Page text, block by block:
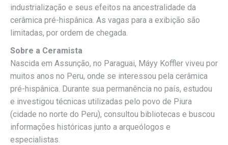
industrialização e seus efeitos na ancestralidade da
cerâmica pré-hispânica. As vagas para a exibição são
limitadas, por ordem de chegada.
Sobre a Ceramista
Nascida em Assunção, no Paraguai, Máyy Koffler viveu por
muitos anos no Peru, onde se interessou pela cerâmica
pré-hispânica. Durante sua permanência no país, estudou
e investigou técnicas utilizadas pelo povo de Piura
(cidade no norte do Peru), consultou bibliotecas e buscou
informações históricas junto a arqueólogos e
especialistas.